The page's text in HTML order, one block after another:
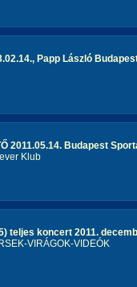
Papp László
2011.05.14. Budapest
Klub
teljes koncert 2011.
VIRÁGOK-VIDEÓK